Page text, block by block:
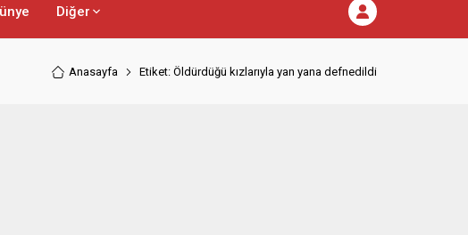
Diğer
Anasayfa Etiket: Öldürdüğü kızlarıyla yan yana defnedildi